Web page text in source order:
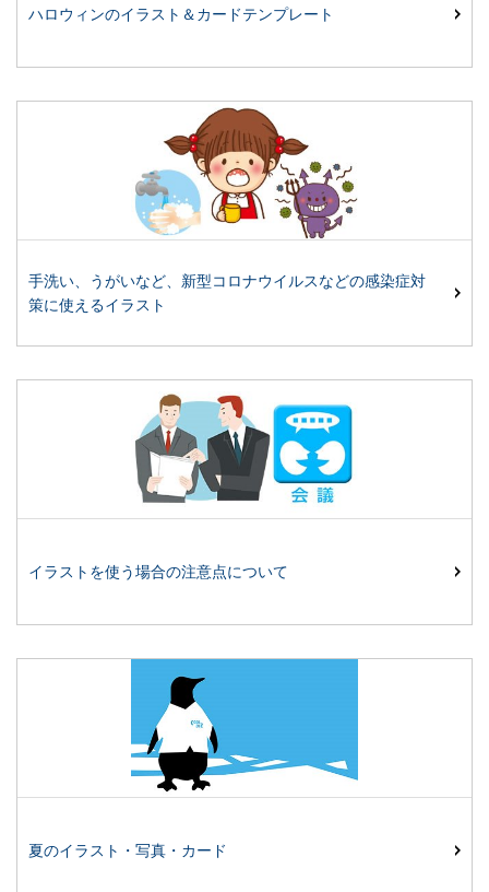
ハロウィンのイラスト＆カードテンプレート
手洗い、うがいなど、新型コロナウイルスなどの感染症対
策に使えるイラスト
イラストを使う場合の注意点について
夏のイラスト・写真・カード